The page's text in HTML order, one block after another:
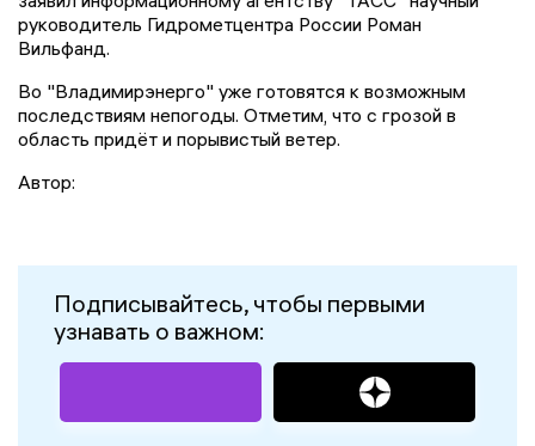
руководитель Гидрометцентра России Роман
Вильфанд.
Во "Владимирэнерго" уже готовятся к возможным
последствиям непогоды. Отметим, что с грозой в
область придёт и порывистый ветер.
Автор:
Подписывайтесь, чтобы первыми
узнавать о важном: